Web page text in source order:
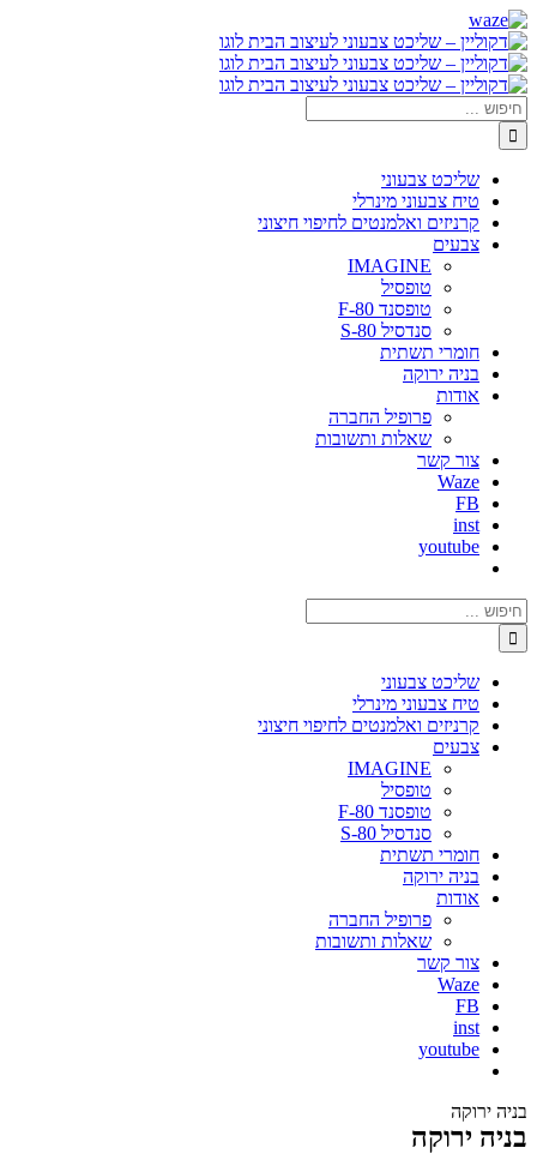
דלג
לתוכן
Waze
Facebook
חיפוש...
שליכט צבעוני
טיח צבעוני מינרלי
קרניזים ואלמנטים לחיפוי חיצוני
צבעים
IMAGINE
טופסיל
טופסנד F-80
סנדסיל S-80
חומרי תשתית
בניה ירוקה
אודות
פרופיל החברה
שאלות ותשובות
צור קשר
Waze
FB
inst
youtube
חיפוש...
שליכט צבעוני
טיח צבעוני מינרלי
קרניזים ואלמנטים לחיפוי חיצוני
צבעים
IMAGINE
טופסיל
טופסנד F-80
סנדסיל S-80
חומרי תשתית
בניה ירוקה
אודות
פרופיל החברה
שאלות ותשובות
צור קשר
Waze
FB
inst
youtube
בניה ירוקה
בניה ירוקה